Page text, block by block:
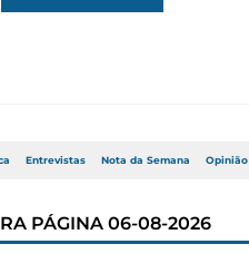
Entrevistas Nota da Semana Opinião
PÁGINA 06-08-2026